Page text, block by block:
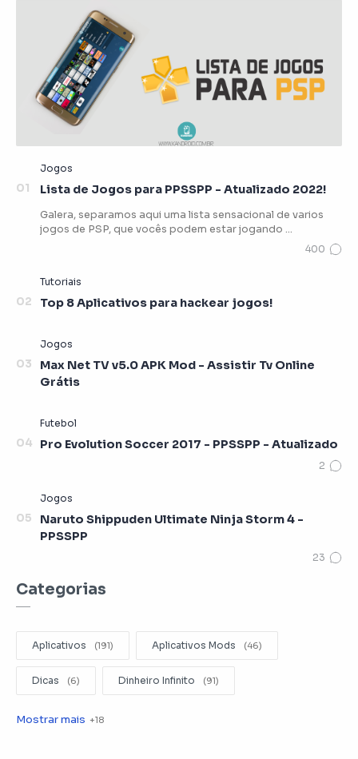
Lista de Jogos para PPSSPP - Atualizado 2022!
Galera, separamos aqui uma lista sensacional de varios
jogos de PSP, que vocês podem estar jogando …
Top 8 Aplicativos para hackear jogos!
Max Net TV v5.0 APK Mod - Assistir Tv Online
Grátis
Pro Evolution Soccer 2017 - PPSSPP - Atualizado
Naruto Shippuden Ultimate Ninja Storm 4 -
PPSSPP
Categorias
Aplicativos Aplicativos Mods
Dicas Dinheiro Infinito
Editar Videos